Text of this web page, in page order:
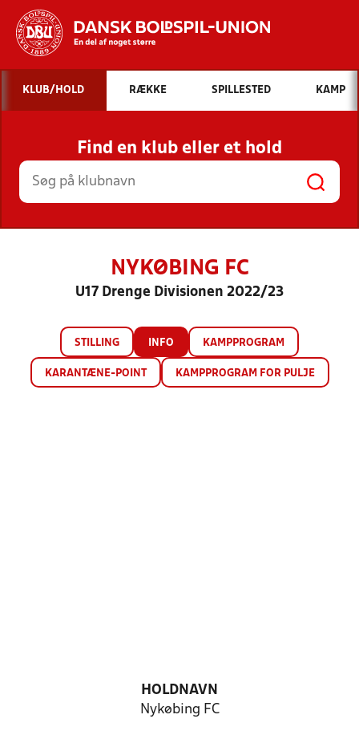
Hvad vil du søge efter?
INDHOLD OG NYHEDER
STILLINGER, RESULTATER, KLUBBER OG
HOLD
KLUB/HOLD RÆKKE SPILLESTED KAMP
Find en klub eller et hold
NYKØBING FC
U17 Drenge Divisionen 2022/23
STILLING INFO KAMPPROGRAM
KARANTÆNE-POINT KAMPPROGRAM FOR PULJE
HOLDNAVN
Nykøbing FC